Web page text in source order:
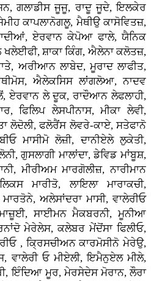
ਗਲਾਡੀਸ ਜੂਜੂ, ਰਾਦੂ ਜੂਦੇ, ਇਲਕੇਰ
ਕਾਪਲਾਨੋਗਲੂ, ਮੈਥੀਉ ਕਾਸੋਵਿਤਜ਼,
ਏਰਵਾਨ ਕੇਪੋਆ ਫਾਲੇ, ਯੈਨਿਕ
ਸ਼ਾਕਾ ਕਿੰਗ, ਐਲੇਨਾ ਕਲੋਤਜ਼,
ਅਰੀਆਨ ਲਾਬੇਦ, ਮੂਰਾਦ ਲਾਫੀਤ,
ਐਲੇਕਸਿਸ ਲਾਂਗਲੋਆ, ਨਾਦਵ
ਏਰਵਾਨ ਲੇ ਦੂਕ, ਰਾਦੌਆਨ ਲੇਫਲਾਹੀ,
ਫਿਲਿਪ ਲੇਸਪੀਨਾਸ, ਮੀਕਾ ਲੇਵੀ,
ਲੋਦੋਲੀ, ਫਲੋਰੈਂਸ ਲੋਵਰੇ-ਕਾਏ, ਸਤੇਫਾਨੋ
ਮਾਸੀਮੋ ਲੋਜ਼ੀ, ਦਾਨੀਏਲੇ ਲੁਕੇਤੀ,
ਗੁਸਲਾਗੀ ਮਾਲਾਂਦਾ, ਡੇਵਿਡ ਮਾਂਬੂਸ਼,
ਮੀਰੀਅਮ ਮਾਰਗੋਲੀਜ਼, ਨਾਰੀਮਾਨ
ਮਾਰੀਤੋ, ਲਾਇਲਾ ਮਾਰਾਕਚੀ,
ਅਲੇਸਾਂਦਰਾ ਮਾਸੀ, ਵਾਲੇਰੀਓ
ਸਾਈਮਨ ਮੈਕਬਰਨੀ, ਮੂਨੀਆ
ਮੇਰੇਲੇਸ, ਕਲੇਬਰ ਮੇਂਦੋਂਸਾ ਫਿਲੀਓ,
, ਕ੍ਰਿਸਚੀਅਨ ਕਾਰਮੋਸੀਨੋ ਮੇਰੇਉ,
ਵਾਲੇਰੀ ਓ ਮੀਏਲੀ, ਇਮੈਨੁਏਲ ਮੀਲੇ,
ਇੰਦਿਆ ਮੂਰ, ਮੇਰਸੇਦੇਸ ਮੋਰਾਨ, ਲੌਰਾ